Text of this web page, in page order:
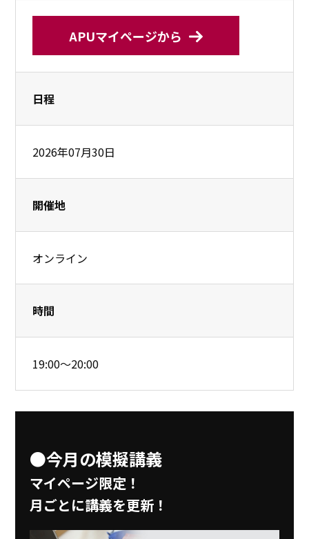
APUマイページから
日程
2026年07月30日
開催地
オンライン
時間
19:00～20:00
●今月の模擬講義
マイページ限定！
月ごとに講義を更新！